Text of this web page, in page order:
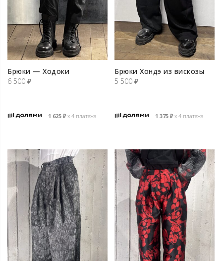
Брюки — Ходоки
6 500 ₽
1 625 ₽х 4 платежа
Брюки Хондэ из вискозы
5 500 ₽
1 375 ₽х 4 платежа